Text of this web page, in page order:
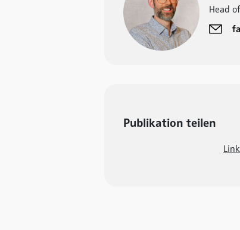
Head
Publikation teilen